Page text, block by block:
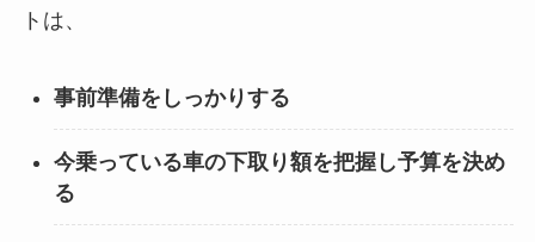
トは、
事前準備をしっかりする
今乗っている車の下取り額を把握し予算を決め
る